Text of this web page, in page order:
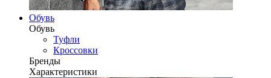
Обувь
Обувь
Туфли
Кроссовки
Бренды
Характеристики